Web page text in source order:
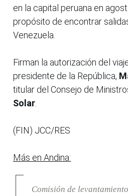
en la capital peruana en
propósito de encontrar
Venezuela.
Firman la autorización del
presidente de la República,
titular del Consejo de
Solar
(FIN) JCC/RES
Más en Andina:
Comisión de